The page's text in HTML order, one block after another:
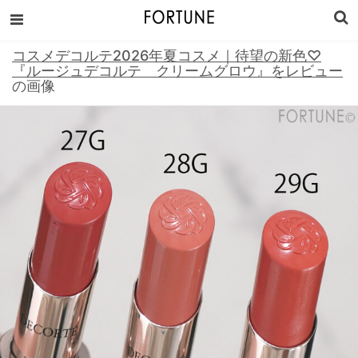
コスメデコルテ2026年夏コスメ｜待望の新色♡
『ルージュデコルテ クリームグロウ』をレビュー
の画像